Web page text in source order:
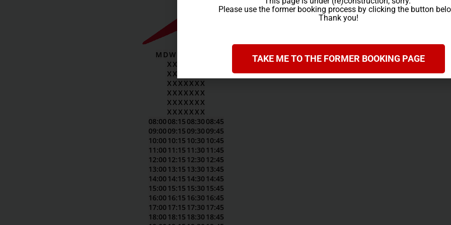
M DW
XX
XX
XXXXXXX
XXXXXXX
XXXXXXX
XXXXXXX
08:00 08:15 08:30 08:45
09:00 09:15 09:30 09:45
10:00 10:15 10:30 10:45
11:00 11:15 11:30 11:45
12:00 12:15 12:30 12:45
13:00 13:15 13:30 13:45
14:00 14:15 14:30 14:45
15:00 15:15 15:30 15:45
16:00 16:15 16:30 16:45
17:00 17:15 17:30 17:45
18:00 18:15 18:30 18:45
Please use the former booking process by clicking the button
Thank you!
TAKE ME TO THE FORMER BOOKING PAGE